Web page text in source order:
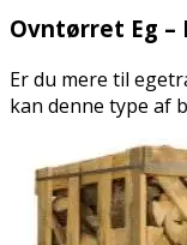
Ovntørret Eg
Er du mere til
kan denne type af